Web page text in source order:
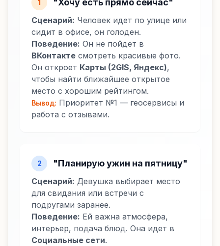
1 "Хочу есть прямо сейчас"
Сценарий: Человек идет по улице или
сидит в офисе, он голоден.
Поведение: Он не пойдет в
ВКонтакте смотреть красивые фото.
Он откроет Карты (2GIS, Яндекс),
чтобы найти ближайшее открытое
место с хорошим рейтингом.
Вывод: Приоритет №1 — геосервисы и
работа с отзывами.
2 "Планирую ужин на пятницу"
Сценарий: Девушка выбирает место
для свидания или встречи с
подругами заранее.
Поведение: Ей важна атмосфера,
интерьер, подача блюд. Она идет в
Социальные сети.